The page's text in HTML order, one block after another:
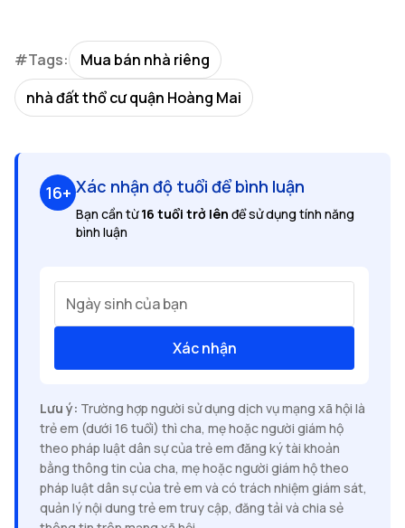
#Tags:
Mua bán nhà riêng
nhà đất thổ cư quận Hoàng Mai
16+ Xác nhận độ tuổi để bình luận
Bạn cần từ16 tuổi trở lên để sử dụng tính năng
bình luận
Ngày sinh của bạn
Xác nhận
Lưu ý: Trường hợp người sử dụng dịch vụ mạng xã hội là
trẻ em (dưới 16 tuổi) thì cha, mẹ hoặc người giám hộ
theo pháp luật dân sự của trẻ em đăng ký tài khoản
bằng thông tin của cha, mẹ hoặc người giám hộ theo
pháp luật dân sự của trẻ em và có trách nhiệm giám sát,
quản lý nội dung trẻ em truy cập, đăng tải và chia sẻ